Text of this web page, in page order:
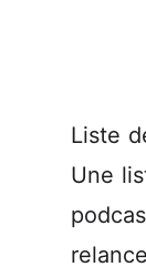
Liste
Une